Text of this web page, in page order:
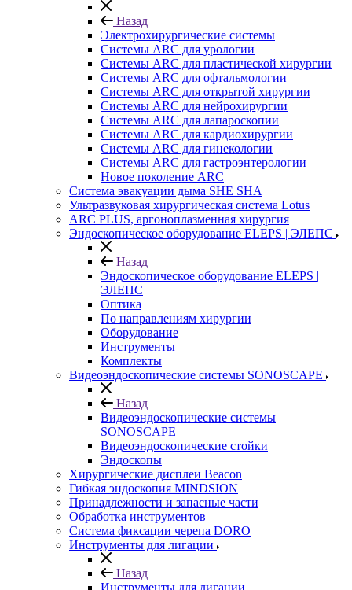
Назад
Электрохирургические системы
Системы ARC для урологии
Системы ARC для пластической хирургии
Системы ARC для офтальмологии
Системы ARC для открытой хирургии
Системы ARC для нейрохирургии
Системы ARC для лапароскопии
Системы ARC для кардиохирургии
Системы ARC для гинекологии
Системы ARC для гастроэнтерологии
Новое поколение ARC
Система эвакуации дыма SHE SHA
Ультразвуковая хирургическая система Lotus
ARC PLUS, аргоноплазменная хирургия
Эндоскопическое оборудование ELEPS | ЭЛЕПС
Назад
Эндоскопическое оборудование ELEPS |
ЭЛЕПС
Оптика
По направлениям хирургии
Оборудование
Инструменты
Комплекты
Видеоэндоскопические системы SONOSCAPE
Назад
Видеоэндоскопические системы
SONOSCAPE
Видеоэндоскопические стойки
Эндоскопы
Хирургические дисплеи Beacon
Гибкая эндоскопия MINDSION
Принадлежности и запасные части
Обработка инструментов
Система фиксации черепа DORO
Инструменты для лигации
Назад
Инструменты для лигации